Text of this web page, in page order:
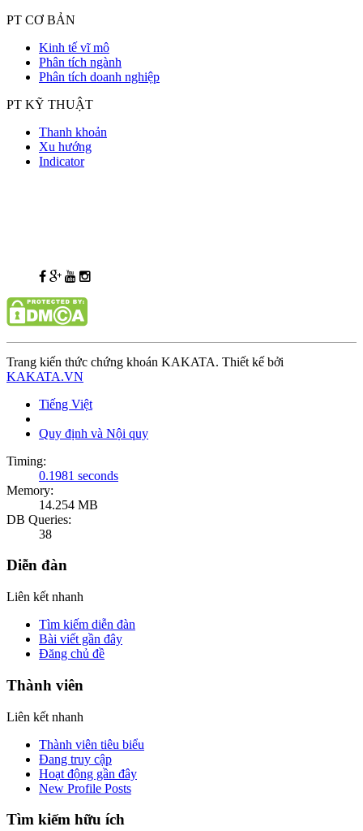
PT CƠ BẢN
Kinh tế vĩ mô
Phân tích ngành
Phân tích doanh nghiệp
PT KỸ THUẬT
Thanh khoản
Xu hướng
Indicator
Trang kiến thức chứng khoán KAKATA. Thiết kế bởi
KAKATA.VN
Tiếng Việt
Quy định và Nội quy
Timing:
0.1981 seconds
Memory:
14.254 MB
DB Queries:
38
Diễn đàn
Liên kết nhanh
Tìm kiếm diễn đàn
Bài viết gần đây
Đăng chủ đề
Thành viên
Liên kết nhanh
Thành viên tiêu biểu
Đang truy cập
Hoạt động gần đây
New Profile Posts
Tìm kiếm hữu ích